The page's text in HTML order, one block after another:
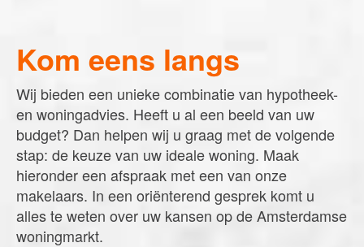
De Amsterdamse woningmarkt
verandert
Lees de blog vanRedactie Makelaars van
Amsterdam
Maak een afspraak
Kom eens langs
Wij bieden een unieke combinatie van hypotheek-
en woningadvies. Heeft u al een beeld van uw
budget? Dan helpen wij u graag met de volgende
stap: de keuze van uw ideale woning. Maak
hieronder een afspraak met een van onze
makelaars. In een oriënterend gesprek komt u
alles te weten over uw kansen op de Amsterdamse
woningmarkt.